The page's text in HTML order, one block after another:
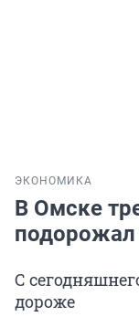
ЭКОНОМИКА
В Омске
подорожал
С
дороже